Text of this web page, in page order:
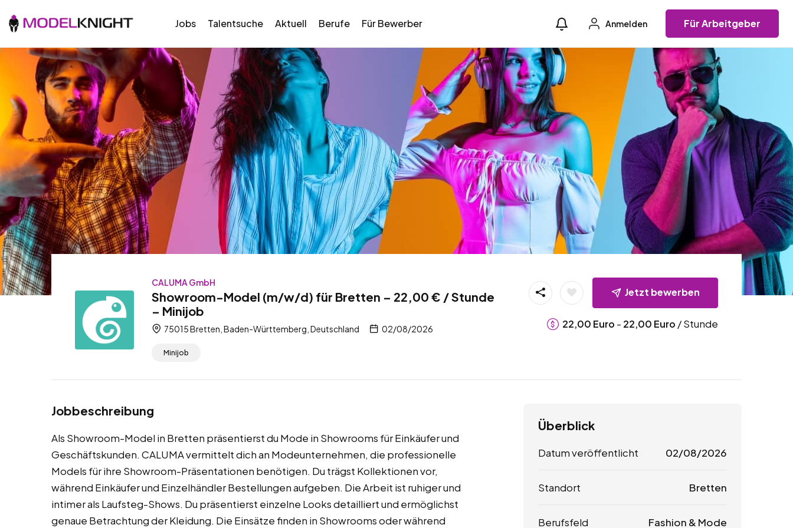
Jobs Talentsuche Aktuell Berufe Für Bewerber Anmelden Für Arbeitgeber
CALUMA GmbH
Showroom-Model (m/w/d) für Bretten – 22,00 € / Stunde
– Minijob
75015 Bretten, Baden-Württemberg, Deutschland 02/08/2026
Minijob
Jetzt bewerben
22,00 Euro - 22,00 Euro / Stunde
Jobbeschreibung
Als Showroom-Model in Bretten präsentierst du Mode in Showrooms für Einkäufer und
Geschäftskunden. CALUMA vermittelt dich an Modeunternehmen, die professionelle
Models für ihre Showroom-Präsentationen benötigen. Du trägst Kollektionen vor,
während Einkäufer und Einzelhändler Bestellungen aufgeben. Die Arbeit ist ruhiger und
intimer als Laufsteg-Shows. Du präsentierst einzelne Looks detailliert und ermöglichst
genaue Betrachtung der Kleidung. Die Einsätze finden in Showrooms oder während
Überblick
Datum veröffentlicht 02/08/2026
Standort Bretten
Berufsfeld Fashion & Mode